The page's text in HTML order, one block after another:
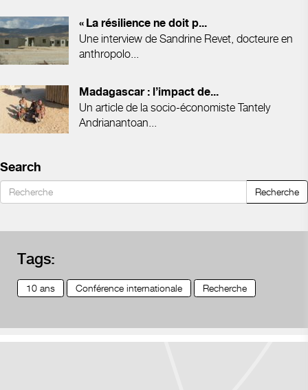
« La résilience ne doit p...
Une interview de Sandrine Revet, docteure en
anthropolo...
Madagascar : l’impact de...
Un article de la socio-économiste Tantely
Andrianantoan...
Search
Recherche
Tags:
10 ans Conférence internationale Recherche